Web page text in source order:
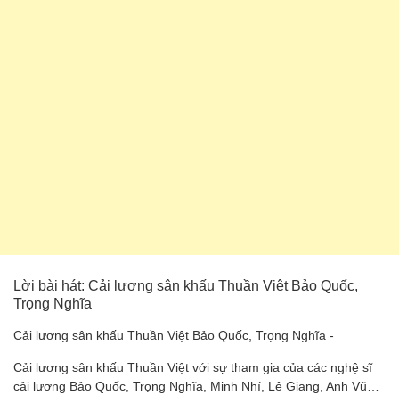
Lời bài hát: Cải lương sân khấu Thuần Việt Bảo Quốc,
Trọng Nghĩa
Cải lương sân khấu Thuần Việt Bảo Quốc, Trọng Nghĩa -
Cải lương sân khấu Thuần Việt với sự tham gia của các nghệ sĩ
cải lương Bảo Quốc, Trọng Nghĩa, Minh Nhí, Lê Giang, Anh Vũ…